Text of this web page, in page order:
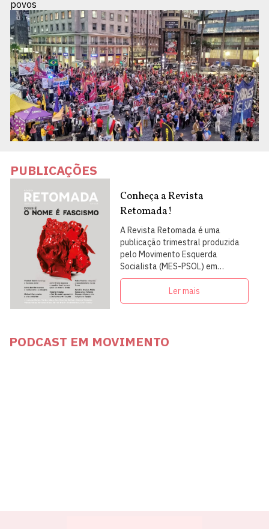
povos
PUBLICAÇÕES
Conheça a Revista
Retomada!
A Revista Retomada é uma
publicação trimestral produzida
pelo Movimento Esquerda
Socialista (MES-PSOL) em
articulação com intelectuais,
militantes e artistas
Ler mais
PODCAST EM MOVIMENTO